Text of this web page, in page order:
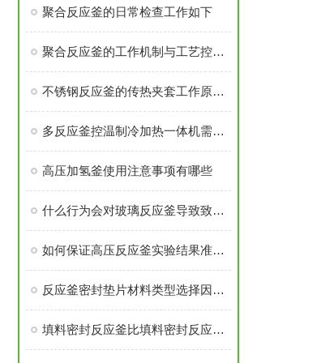
聚合反应釜的日常检查工作如下
聚合反应釜的工作机制与工艺控制解析
不锈钢反应釜的传热夹套工作原理是什么
多反应釜控温制冷加热一体机需注意安装过程有那些
高压加氢釜使用注意事项有哪些
什么行为会对玻璃反应釜导致致命伤害
如何保证高压反应釜实验结果准确可靠
反应釜密封垫片材料类型选择因素是什么？
填料密封反应釜比填料密封反应釜有那些优势